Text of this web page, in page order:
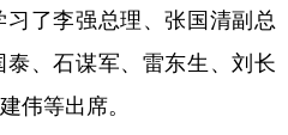
了李强总理、张国清副总
、石谋军、雷东生、刘长
伟等出席。